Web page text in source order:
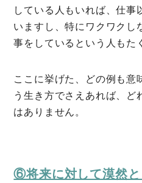
している人もいれば、仕事
いますし、特にワクワクし
事をしているという人もた
ここに挙げた、どの例も意
う生き方でさえあれば、ど
はありません。
⑥将来に対して漠然と